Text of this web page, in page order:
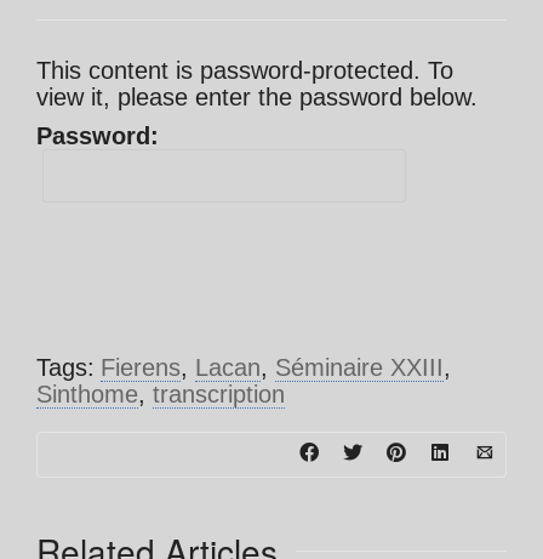
This content is password-protected. To
view it, please enter the password below.
Password:
Tags: Fierens, Lacan, Séminaire XXIII,
Sinthome, transcription